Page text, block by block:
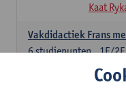
Kaat
Vakdidactiek Frans
1E/2E
6studiepunten
Mathea
Mark